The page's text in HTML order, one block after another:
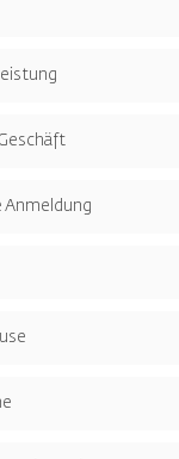
Anmeldung